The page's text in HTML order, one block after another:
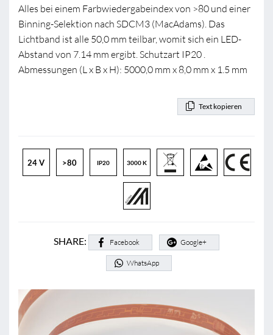
Alles bei einem Farbwiedergabeindex von >80 und einer
Binning-Selektion nach SDCM3 (MacAdams). Das
Lichtband ist alle 50,0 mm teilbar, womit sich ein LED-
Abstand von 7.14 mm ergibt. Schutzart IP20 .
Abmessungen (L x B x H): 5000,0 mm x 8,0 mm x 1.5 mm
Text kopieren
24 V >80 IP20 3000 K
SHARE: Facebook Google+
WhatsApp